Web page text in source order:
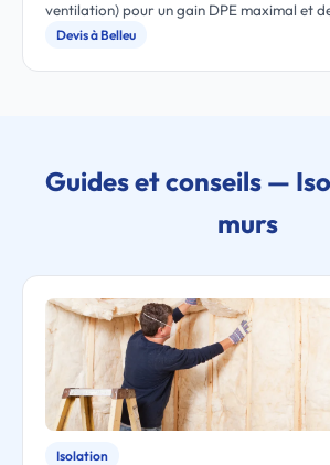
ventilation) pour un gain DPE maximal et
Devis à Belleu
Guides et conseils —
murs
Isolation